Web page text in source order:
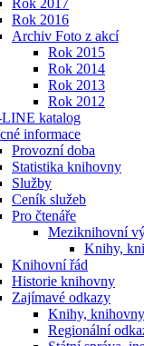
Rok 2017
Rok 2016
Archiv Foto z akcí
Rok 2015
Rok 2014
Rok 2013
Rok 2012
katalog
informace
Provozní doba
Statistika knihovny
Služby
Ceník služeb
Pro čtenáře
Meziknihovní
Knihy,
Knihovní řád
Historie knihovny
Zajímavé odkazy
Knihy,
Regionální